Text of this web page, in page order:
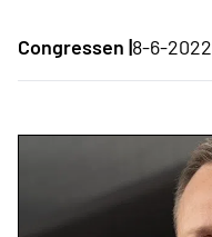
Congressen |8-6-2022